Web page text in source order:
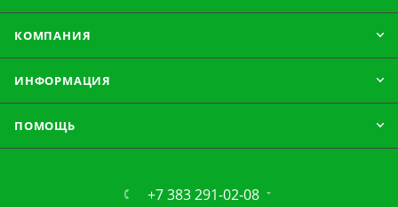
КОМПАНИЯ
ИНФОРМАЦИЯ
ПОМОЩЬ
+7 383 291-02-08